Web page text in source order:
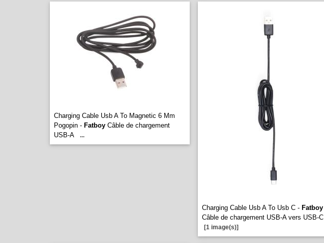
Charging Cable Usb A To Magnetic 6 Mm
Pogopin - Fatboy Câble de chargement
USB-A
...
Charging Cable Usb A To Usb C - Fatboy
Câble de chargement USB-A vers USB-C
[1 image(s)]